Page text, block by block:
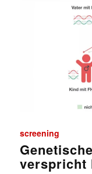
screening
verspricht